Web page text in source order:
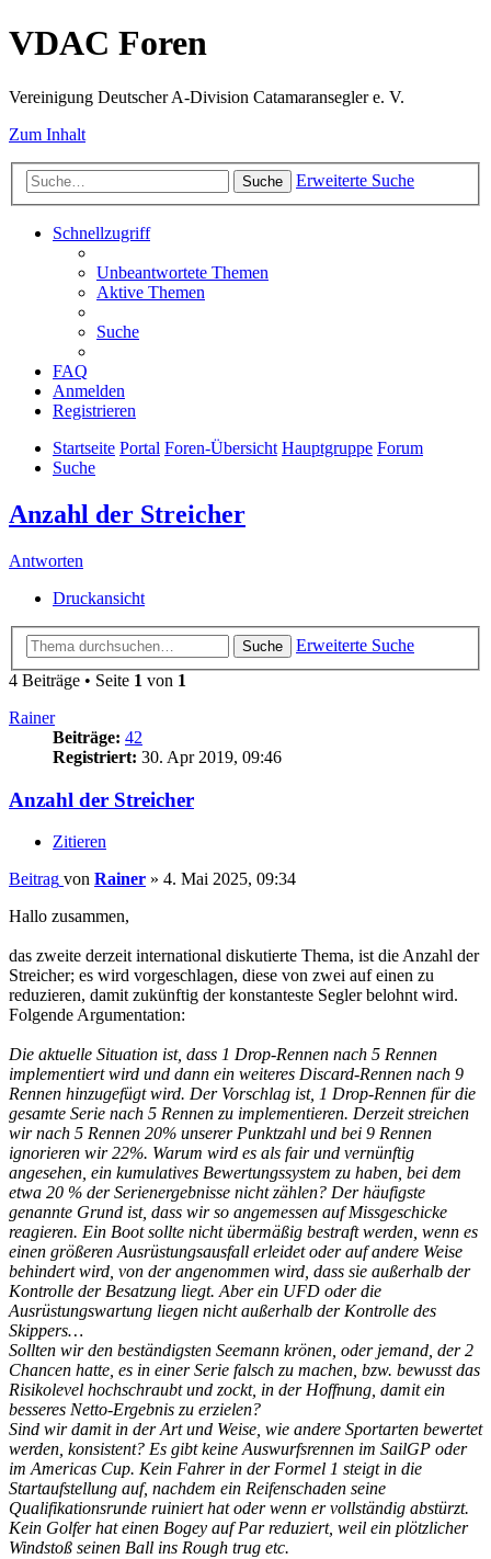
VDAC Foren
Vereinigung Deutscher A-Division Catamaransegler e. V.
Zum Inhalt
Suche Erweiterte Suche
Schnellzugriff
Unbeantwortete Themen
Aktive Themen
Suche
FAQ
Anmelden
Registrieren
Startseite Portal Foren-Übersicht Hauptgruppe Forum
Suche
Anzahl der Streicher
Antworten
Druckansicht
Suche
Erweiterte Suche
4 Beiträge • Seite 1 von 1
Rainer
Beiträge: 42
Registriert: 30. Apr 2019, 09:46
Anzahl der Streicher
Zitieren
Beitrag von Rainer » 4. Mai 2025, 09:34
Hallo zusammen,
das zweite derzeit international diskutierte Thema, ist die Anzahl der
Streicher; es wird vorgeschlagen, diese von zwei auf einen zu
reduzieren, damit zukünftig der konstanteste Segler belohnt wird.
Folgende Argumentation:
Die aktuelle Situation ist, dass 1 Drop-Rennen nach 5 Rennen
implementiert wird und dann ein weiteres Discard-Rennen nach 9
Rennen hinzugefügt wird. Der Vorschlag ist, 1 Drop-Rennen für die
gesamte Serie nach 5 Rennen zu implementieren. Derzeit streichen
wir nach 5 Rennen 20% unserer Punktzahl und bei 9 Rennen
ignorieren wir 22%. Warum wird es als fair und vernünftig
angesehen, ein kumulatives Bewertungssystem zu haben, bei dem
etwa 20 % der Serienergebnisse nicht zählen? Der häufigste
genannte Grund ist, dass wir so angemessen auf Missgeschicke
reagieren. Ein Boot sollte nicht übermäßig bestraft werden, wenn es
einen größeren Ausrüstungsausfall erleidet oder auf andere Weise
behindert wird, von der angenommen wird, dass sie außerhalb der
Kontrolle der Besatzung liegt. Aber ein UFD oder die
Ausrüstungswartung liegen nicht außerhalb der Kontrolle des
Skippers…
Sollten wir den beständigsten Seemann krönen, oder jemand, der 2
Chancen hatte, es in einer Serie falsch zu machen, bzw. bewusst das
Risikolevel hochschraubt und zockt, in der Hoffnung, damit ein
besseres Netto-Ergebnis zu erzielen?
Sind wir damit in der Art und Weise, wie andere Sportarten bewertet
werden, konsistent? Es gibt keine Auswurfsrennen im SailGP oder
im Americas Cup. Kein Fahrer in der Formel 1 steigt in die
Startaufstellung auf, nachdem ein Reifenschaden seine
Qualifikationsrunde ruiniert hat oder wenn er vollständig abstürzt.
Kein Golfer hat einen Bogey auf Par reduziert, weil ein plötzlicher
Windstoß seinen Ball ins Rough trug etc.